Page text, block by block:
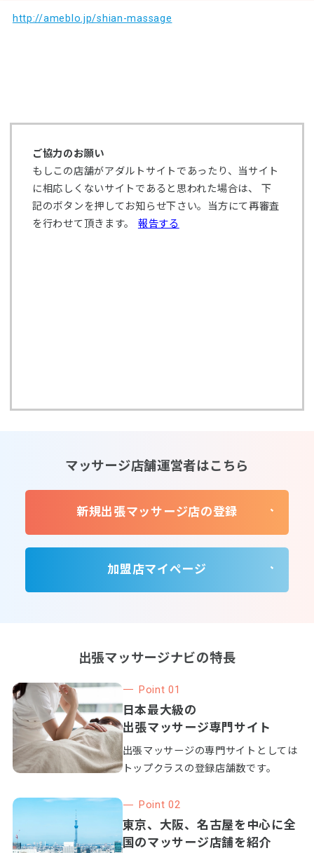
http://ameblo.jp/shian-massage
ご協力のお願い
もしこの店舗がアダルトサイトであったり、当サイト
に相応しくないサイトであると思われた場合は、 下
記のボタンを押してお知らせ下さい。当方にて再審査
を行わせて頂きます。 報告する
マッサージ店舗運営者はこちら
新規出張マッサージ店の登録
加盟店マイページ
出張マッサージナビの特長
Point 01
日本最大級の
出張マッサージ専門サイト
出張マッサージの専門サイトとしては
トップクラスの登録店舗数です。
Point 02
東京、大阪、名古屋を中心に全
国のマッサージ店舗を紹介